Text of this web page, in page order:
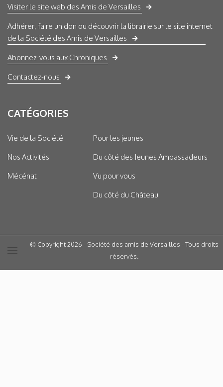
Visiter le site web des Amis de Versailles
Adhérer, faire un don ou découvrir la librairie sur le site internet
de la Société des Amis de Versailles
Abonnez-vous aux Chroniques
Contactez-nous
CATÉGORIES
Vie de la Société
Nos Activités
Mécénat
Pour les jeunes
Du côté des Jeunes Ambassadeurs
Vu pour vous
Du côté du Château
© Copyright 2026 - Société des amis de Versailles - Tous droits
réservés.